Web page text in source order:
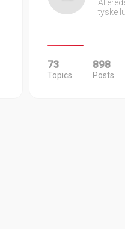
tyske
73
Topics
898
Posts